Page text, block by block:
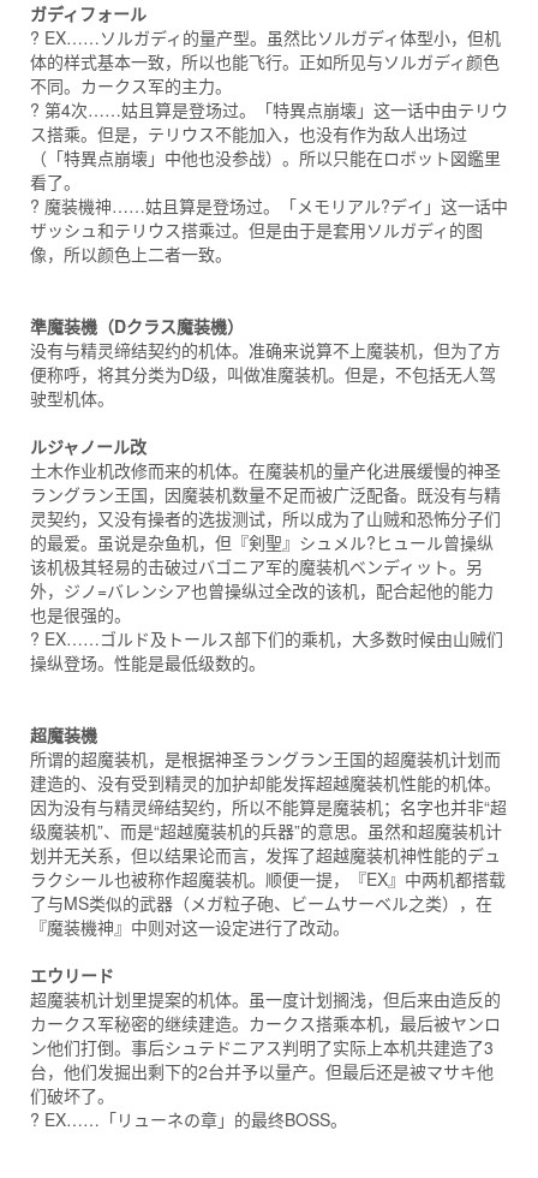
ガディフォール
? EX……ソルガディ的量产型。虽然比ソルガディ体型小，但机
体的样式基本一致，所以也能飞行。正如所见与ソルガディ颜色
不同。カークス军的主力。
? 第4次……姑且算是登场过。「特異点崩壊」这一话中由テリウ
ス搭乘。但是，テリウス不能加入，也没有作为敌人出场过
（「特異点崩壊」中他也没参战）。所以只能在ロボット図鑑里
看了。
? 魔装機神……姑且算是登场过。「メモリアル?デイ」这一话中
ザッシュ和テリウス搭乘过。但是由于是套用ソルガディ的图
像，所以颜色上二者一致。
準魔装機（Dクラス魔装機）
没有与精灵缔结契约的机体。准确来说算不上魔装机，但为了方
便称呼，将其分类为D级，叫做准魔装机。但是，不包括无人驾
驶型机体。
ルジャノール改
土木作业机改修而来的机体。在魔装机的量产化进展缓慢的神圣
ラングラン王国，因魔装机数量不足而被广泛配备。既没有与精
灵契约，又没有操者的选拔测试，所以成为了山贼和恐怖分子们
的最爱。虽说是杂鱼机，但『剣聖』シュメル?ヒュール曾操纵
该机极其轻易的击破过バゴニア军的魔装机ベンディット。另
外，ジノ=バレンシア也曾操纵过全改的该机，配合起他的能力
也是很强的。
? EX……ゴルド及トールス部下们的乘机，大多数时候由山贼们
操纵登场。性能是最低级数的。
超魔装機
所谓的超魔装机，是根据神圣ラングラン王国的超魔装机计划而
建造的、没有受到精灵的加护却能发挥超越魔装机性能的机体。
因为没有与精灵缔结契约，所以不能算是魔装机；名字也并非“超
级魔装机”、而是“超越魔装机的兵器”的意思。虽然和超魔装机计
划并无关系，但以结果论而言，发挥了超越魔装机神性能的デュ
ラクシール也被称作超魔装机。顺便一提，『EX』中两机都搭载
了与MS类似的武器（メガ粒子砲、ビームサーベル之类），在
『魔装機神』中则对这一设定进行了改动。
エウリード
超魔装机计划里提案的机体。虽一度计划搁浅，但后来由造反的
カークス军秘密的继续建造。カークス搭乘本机，最后被ヤンロ
ン他们打倒。事后シュテドニアス判明了实际上本机共建造了3
台，他们发掘出剩下的2台并予以量产。但最后还是被マサキ他
们破坏了。
? EX……「リューネの章」的最终BOSS。